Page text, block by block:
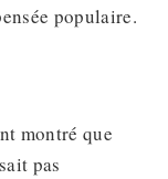
populaire.
montré que
pas